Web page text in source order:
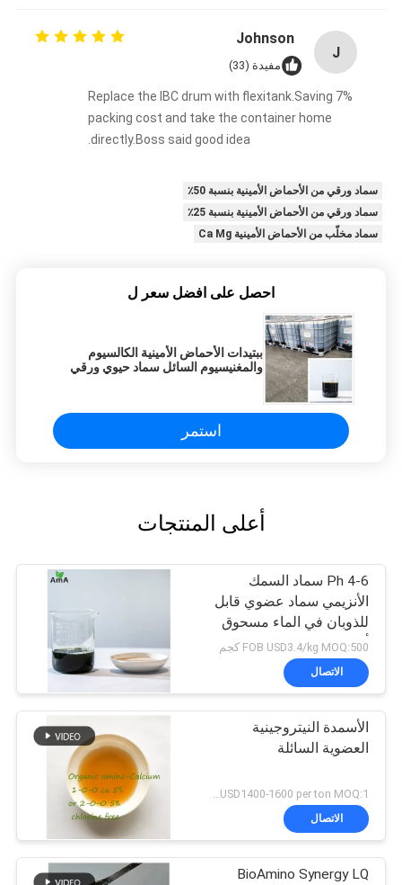
J
Johnson
مفيدة (33)
Replace the IBC drum with flexitank.Saving 7%
packing cost and take the container home
directly.Boss said good idea.
سماد ورقي من الأحماض الأمينية بنسبة 50٪
سماد ورقي من الأحماض الأمينية بنسبة 25٪
سماد مخلّب من الأحماض الأمينية Ca Mg
احصل على افضل سعر ل
ببتيدات الأحماض الأمينية الكالسيوم
والمغنيسيوم السائل سماد حيوي ورقي
استمر
أعلى المنتجات
Ph 4-6 سماد السمك
الأنزيمي سماد عضوي قابل
للذوبان في الماء مسحوق
أصفر
FOB USD3.4/kg MOQ:500 كجم
الاتصال
الأسمدة النيتروجينية
العضوية السائلة
الاتصال
BioAmino Synergy LQ